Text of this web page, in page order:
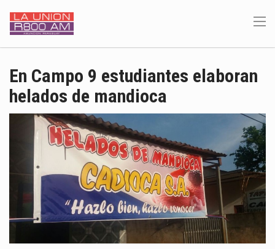
En Campo 9 estudiantes elaboran
helados de mandioca